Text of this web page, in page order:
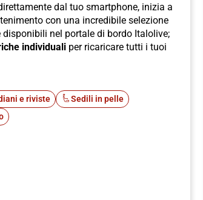
dal tuo smartphone, inizia a
con una incredibile selezione
nel portale di bordo Italolive;
individuali per ricaricare tutti i tuoi
e riviste
Sedili in pelle